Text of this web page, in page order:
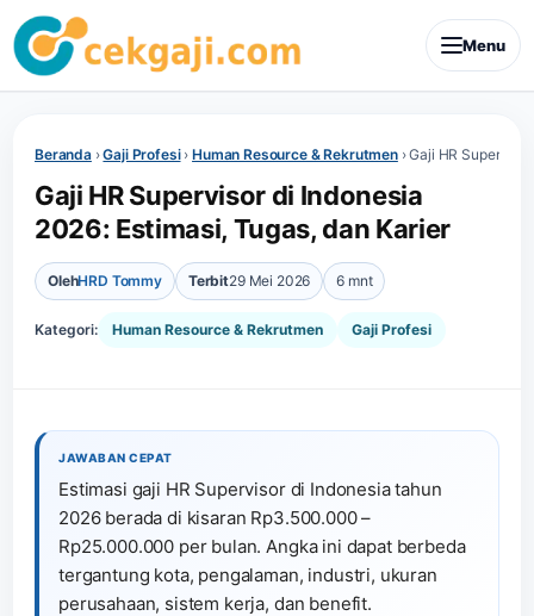
Menu
Beranda›Gaji Profesi›Human Resource & Rekrutmen›Gaji HR
Gaji HR Supervisor di Indonesia
2026: Estimasi, Tugas, dan Karier
OlehHRD Tommy Terbit29 Mei 2026 6 mnt
Kategori: Human Resource & Rekrutmen Gaji Profesi
JAWABAN CEPAT
Estimasi gaji HR Supervisor di Indonesia tahun
2026 berada di kisaran Rp3.500.000 –
Rp25.000.000 per bulan. Angka ini dapat berbeda
tergantung kota, pengalaman, industri, ukuran
perusahaan, sistem kerja, dan benefit.